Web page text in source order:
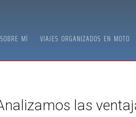
SOBRE MÍ VIAJES ORGANIZADOS EN MOTO
las